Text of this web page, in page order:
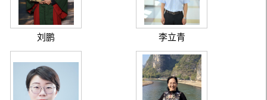
刘鹏 李立青